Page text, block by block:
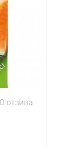
0 отзива